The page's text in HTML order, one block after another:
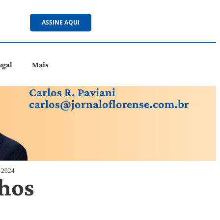
ASSINE AQUI
Mais
Carlos R. Paviani
carlos@jornaloflorense.com.br